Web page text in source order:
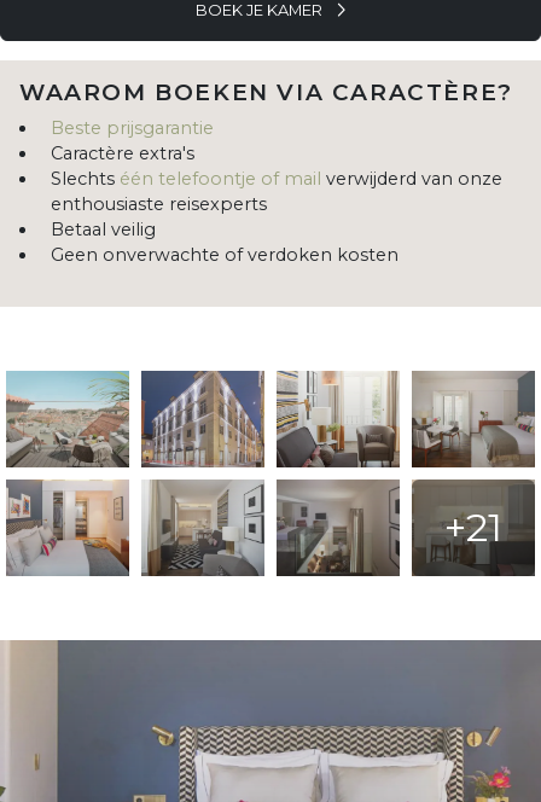
BOEK JE KAMER
WAAROM BOEKEN VIA CARACTÈRE?
Beste prijsgarantie
Caractère extra's
Slechts één telefoontje of mail verwijderd van onze
enthousiaste reisexperts
Betaal veilig
Geen onverwachte of verdoken kosten
+21